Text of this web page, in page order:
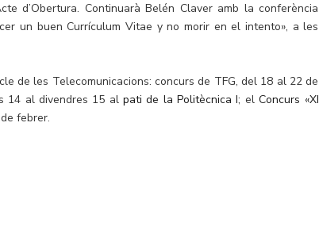
d’Obertura. Continuarà Belén Claver amb la conferència
un buen Currículum Vitae y no morir en el intento», a les
de les Telecomunicacions: concurs de TFG, del 18 al 22 de
14 al divendres 15 alpati de la Politècnica I; elConcurs «XI
febrer.